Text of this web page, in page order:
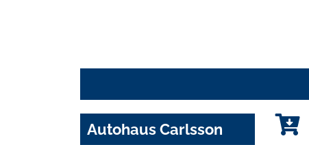
Autohaus Carlsson